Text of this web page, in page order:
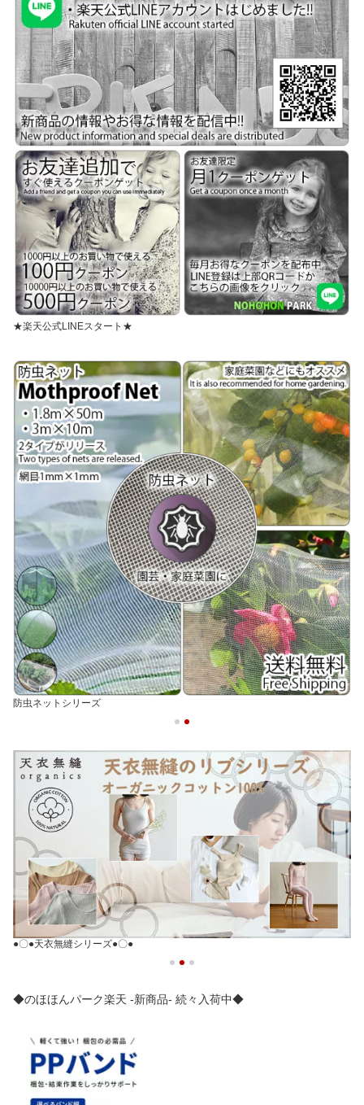
★楽天公式LINEスタート★
大人気！ガレージマット各枚数販売・エッジパーツ販売
◆□◆ガラ紡シリーズ◆□◆
◆のほほんパーク楽天 -新商品- 続々入荷中◆